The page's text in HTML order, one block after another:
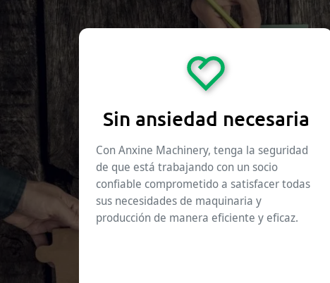
Sin ansiedad necesaria
Con Anxine Machinery, tenga la seguridad
de que está trabajando con un socio
confiable comprometido a satisfacer todas
sus necesidades de maquinaria y
producción de manera eficiente y eficaz.